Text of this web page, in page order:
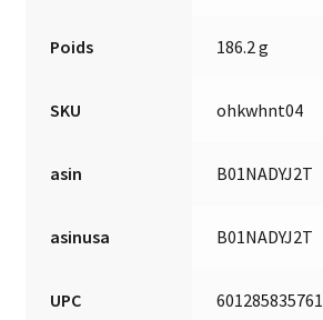
Poids 186.2 g
SKU ohkwhnt04
asin B01NADYJ2T
asinusa B01NADYJ2T
UPC 601285835761